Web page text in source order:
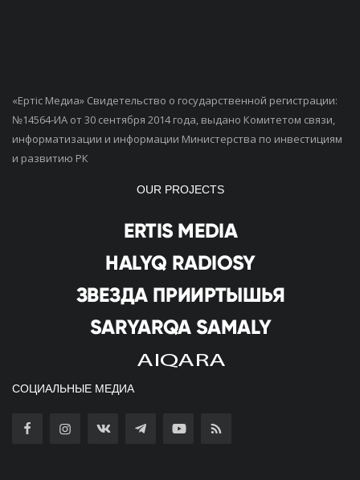
«Ертiс Медиа» Свидетельство о государственной регистрации:
№14564-ИА от 30 сентября 2014 года, выдано Комитетом связи,
информатизации и информации Министерства по инвестициям
и развитию РК
OUR PROJECTS
СОЦИАЛЬНЫЕ МЕДИА